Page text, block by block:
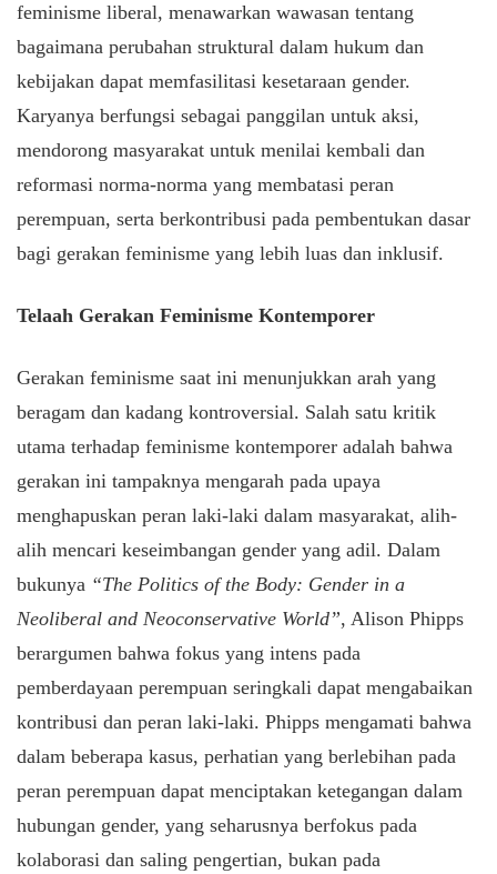
feminisme liberal, menawarkan wawasan tentang
bagaimana perubahan struktural dalam hukum dan
kebijakan dapat memfasilitasi kesetaraan gender.
Karyanya berfungsi sebagai panggilan untuk aksi,
mendorong masyarakat untuk menilai kembali dan
reformasi norma-norma yang membatasi peran
perempuan, serta berkontribusi pada pembentukan dasar
bagi gerakan feminisme yang lebih luas dan inklusif.
Telaah Gerakan Feminisme Kontemporer
Gerakan feminisme saat ini menunjukkan arah yang
beragam dan kadang kontroversial. Salah satu kritik
utama terhadap feminisme kontemporer adalah bahwa
gerakan ini tampaknya mengarah pada upaya
menghapuskan peran laki-laki dalam masyarakat, alih-
alih mencari keseimbangan gender yang adil. Dalam
bukunya “The Politics of the Body: Gender in a
Neoliberal and Neoconservative World”, Alison Phipps
berargumen bahwa fokus yang intens pada
pemberdayaan perempuan seringkali dapat mengabaikan
kontribusi dan peran laki-laki. Phipps mengamati bahwa
dalam beberapa kasus, perhatian yang berlebihan pada
peran perempuan dapat menciptakan ketegangan dalam
hubungan gender, yang seharusnya berfokus pada
kolaborasi dan saling pengertian, bukan pada